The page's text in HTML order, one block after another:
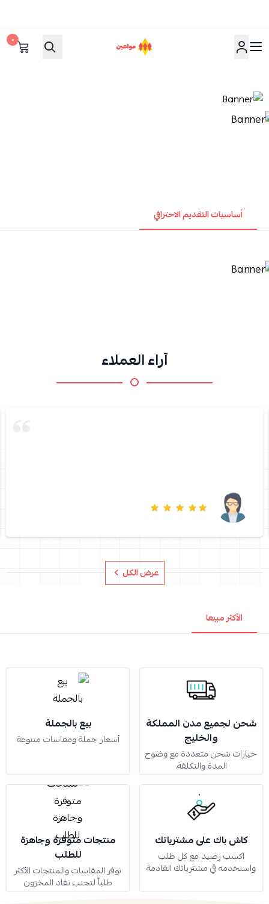
مواعين
٠
أساسيات التقديم الاحترافي
آراء العملاء
عرض الكل
الأكثر مبيعا
شحن لجميع مدن المملكة
والخليج
خيارات شحن متعددة مع وضوح
المدة والتكلفة.
بيع بالجملة
أسعار جملة ومقاسات متنوعة
كاش باك على مشترياتك
اكسب رصيد مع كل طلب
واستخدمه في مشترياتك القادمة
منتجات متوفرة وجاهزة
للطلب
نوفر المقاسات والمنتجات الأكثر
طلباً لتجنب نفاد المخزون